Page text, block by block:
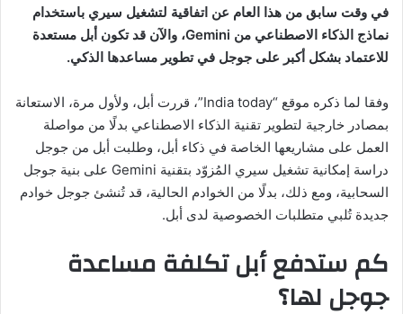
في وقت سابق من هذا العام عن اتفاقية لتشغيل سيري باستخدام
نماذج الذكاء الاصطناعي من Gemini، والآن قد تكون أبل مستعدة
للاعتماد بشكل أكبر على جوجل في تطوير مساعدها الذكي.
وفقا لما ذكره موقع “India today”، قررت أبل، ولأول مرة، الاستعانة
بمصادر خارجية لتطوير تقنية الذكاء الاصطناعي بدلًا من مواصلة
العمل على مشاريعها الخاصة في ذكاء أبل، وطلبت أبل من جوجل
دراسة إمكانية تشغيل سيري المُزوّد بتقنية Gemini على بنية جوجل
السحابية، ومع ذلك، بدلًا من الخوادم الحالية، قد تُنشئ جوجل خوادم
جديدة تُلبي متطلبات الخصوصية لدى أبل.
كم ستدفع أبل تكلفة مساعدة
جوجل لها؟